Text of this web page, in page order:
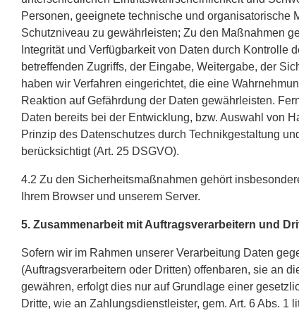
Personen, geeignete technische und organisatorische
Schutzniveau zu gewährleisten; Zu den Maßnahmen
Integrität und Verfügbarkeit von Daten durch
betreffenden Zugriffs, der Eingabe, Weitergabe, der
haben wir Verfahren eingerichtet, die eine
Reaktion auf Gefährdung der Daten gewährleisten.
Daten bereits bei der Entwicklung, bzw. Auswahl von
Prinzip des Datenschutzes durch Technikgestaltung
berücksichtigt (Art. 25 DSGVO).
4.2 Zu den Sicherheitsmaßnahmen gehört
Ihrem Browser und unserem Server.
5. Zusammenarbeit mit Auftragsverarbeitern und
Sofern wir im Rahmen unserer Verarbeitung Daten
(Auftragsverarbeitern oder Dritten) offenbaren, sie an
gewähren, erfolgt dies nur auf Grundlage einer
Dritte, wie an Zahlungsdienstleister, gem. Art. 6 Abs. 1